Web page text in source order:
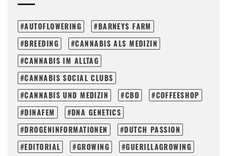
AUTOFLOWERING
BARNEYS FARM
BREEDING
CANNABIS ALS MEDIZIN
CANNABIS IM ALLTAG
CANNABIS SOCIAL CLUBS
CANNABIS UND MEDIZIN
CBD
COFFEESHOP
DINAFEM
DNA GENETICS
DROGENINFORMATIONEN
DUTCH PASSION
EDITORIAL
GROWING
GUERILLAGROWING